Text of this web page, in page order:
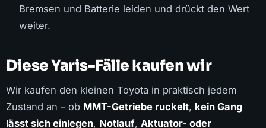
Bremsen und Batterie leiden und drückt den Wert
weiter.
Diese Yaris-Fälle kaufen wir
Wir kaufen den kleinen Toyota in praktisch jedem
Zustand an – ob MMT-Getriebe ruckelt, kein Gang
lässt sich einlegen, Notlauf, Aktuator- oder